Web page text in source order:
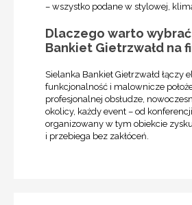
– wszystko podane w stylowej,
Dlaczego warto
Bankiet Gietrzwałd na
Sielanka Bankiet Gietrzwałd łączy
funkcjonalność i malownicze
profesjonalnej obsłudze,
okolicy, każdy event – od
organizowany w tym obiekcie
i przebiega bez zakłóceń.